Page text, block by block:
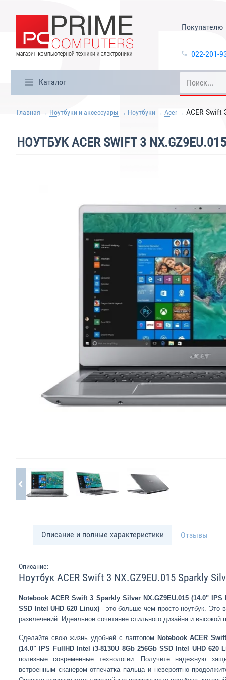
Покупателю
022-201-
Каталог
Главная Ноутбуки и аксессуары Ноутбуки Acer ACER Swift
НОУТБУК ACER SWIFT 3 NX.GZ9EU.015
Описание и полные характеристики Отзывы
Описание:
Ноутбук ACER Swift 3 NX.GZ9EU.015 Sparkly
Notebook ACER Swift 3 Sparkly Silver NX.GZ9EU.015 (14.0" IPS
SSD Intel UHD 620 Linux)- это больше чем просто ноутбук. Это
развлечений. Идеальное сочетание стильного дизайна и высокой
Сделайте свою жизнь удобней с лэптопом Notebook ACER
(14.0" IPS FullHD Intel i3-8130U 8Gb 256Gb SSD Intel UHD 620
полезные современные технологии. Получите надежную
встроенным сканером отпечатка пальца и невероятно